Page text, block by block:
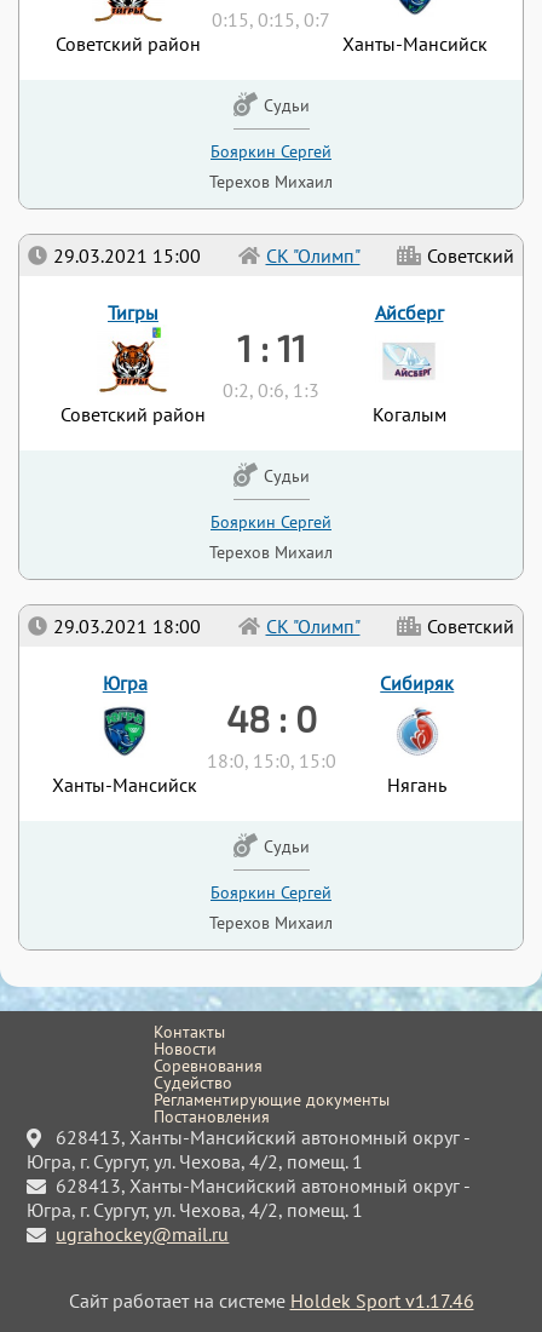
29.03.2021 18:00 СК "Олимп" Советский
Югра
Ханты-Мансийск
48 : 0
18:0, 15:0, 15:0
Сибиряк
Нягань
Судьи
Бояркин Сергей
Терехов Михаил
29.03.2021 15:00 СК "Олимп" Советский
Тигры
Советский район
1 : 11
0:2, 0:6, 1:3
Айсберг
Когалым
Судьи
Бояркин Сергей
Терехов Михаил
Советский район
0:15, 0:15, 0:7
Ханты-Мансийск
Судьи
Бояркин Сергей
Терехов Михаил
Контакты
Новости
Соревнования
Судейство
Регламентирующие документы
Постановления
628413, Ханты-Мансийский автономный округ -
Югра, г. Сургут, ул. Чехова, 4/2, помещ. 1
628413, Ханты-Мансийский автономный округ -
Югра, г. Сургут, ул. Чехова, 4/2, помещ. 1
ugrahockey@mail.ru
Сайт работает на системе Holdek Sport v1.17.46